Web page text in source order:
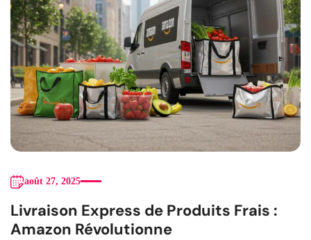
août 27, 2025
Livraison Express de Produits Frais :
Amazon Révolutionne